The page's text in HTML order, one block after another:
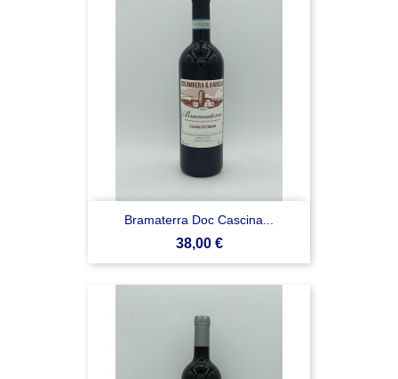
Bramaterra Doc Cascina...
Prezzo
38,00 €